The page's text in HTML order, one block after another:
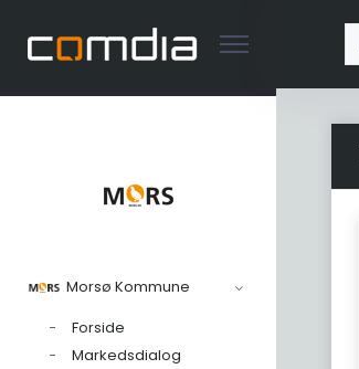
Morsø Kommune
Forside
Markedsdialog